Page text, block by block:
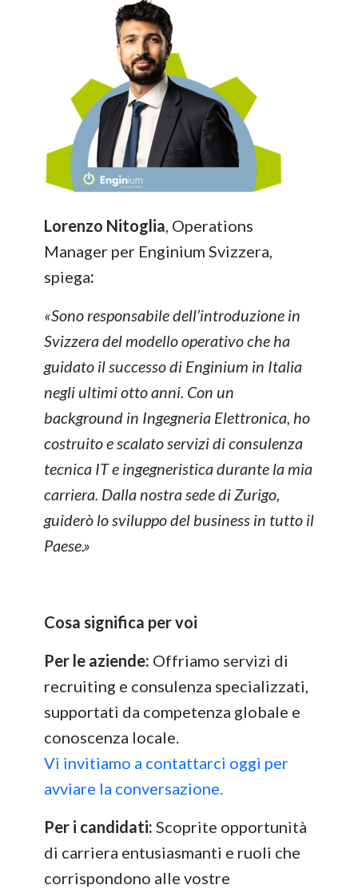
Lorenzo Nitoglia, Operations
Manager per Enginium Svizzera,
spiega:
«Sono responsabile dell’introduzione in
Svizzera del modello operativo che ha
guidato il successo di Enginium in Italia
negli ultimi otto anni. Con un
background in Ingegneria Elettronica, ho
costruito e scalato servizi di consulenza
tecnica IT e ingegneristica durante la mia
carriera. Dalla nostra sede di Zurigo,
guiderò lo sviluppo del business in tutto il
Paese.»
Cosa significa per voi
Per le aziende: Offriamo servizi di
recruiting e consulenza specializzati,
supportati da competenza globale e
conoscenza locale.
Vi invitiamo a contattarci oggi per
avviare la conversazione.
Per i candidati: Scoprite opportunità
di carriera entusiasmanti e ruoli che
corrispondono alle vostre